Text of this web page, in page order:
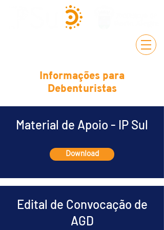
Informações para
Debenturistas
Material de Apoio - IP Sul
Download
Edital de Convocação de
AGD